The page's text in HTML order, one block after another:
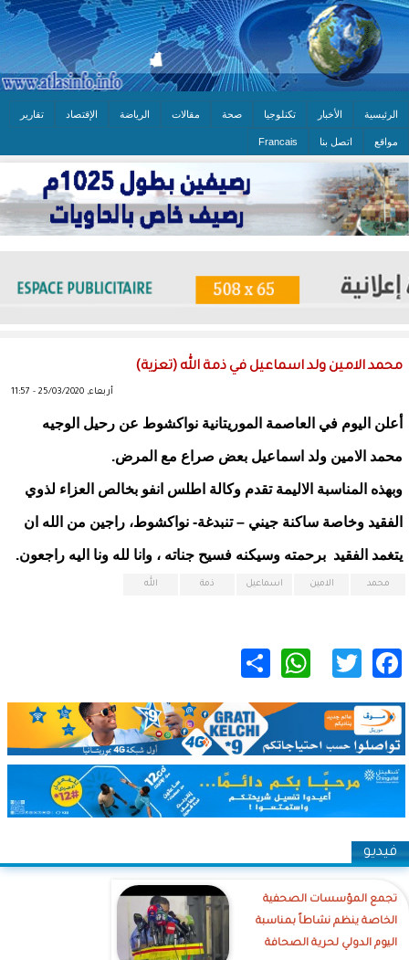
الرئيسية الأخبار تكنلوجيا صحة مقالات الرياضة الإقتصاد تقارير
مواقع اتصل بنا Francais
محمد الامين ولد اسماعيل في ذمة الله (تعزية)
أربعاء, 25/03/2020 - 11:57
أعلن اليوم في العاصمة الموريتانية نواكشوط عن رحيل الوجيه
محمد الامين ولد اسماعيل بعض صراع مع المرض.
وبهذه المناسبة الاليمة تقدم وكالة اطلس انفو بخالص العزاء لذوي
الفقيد وخاصة ساكنة جيني – تنبدغة- نواكشوط، راجين من الله ان
يتغمد الفقيد برحمته وسيكنه فسيح جناته ، وانا لله ونا اليه راجعون.
محمد الامين اسماعيل ذمة الله
Facebook
Twitter
WhatsApp
فيديو
تجمع المؤسسات الصحفية
الخاصة ينظم نشاطاً بمناسبة
اليوم الدولي لحرية الصحافة